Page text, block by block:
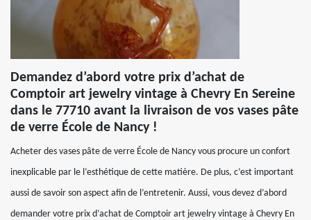
Demandez d’abord votre prix d’achat de
Comptoir art jewelry vintage à Chevry En Sereine
dans le 77710 avant la livraison de vos vases pâte
de verre École de Nancy !
Acheter des vases pâte de verre École de Nancy vous procure un confort
inexplicable par le l’esthétique de cette matière. De plus, c’est important
aussi de savoir son aspect afin de l’entretenir. Aussi, vous devez d’abord
demander votre prix d’achat de Comptoir art jewelry vintage à Chevry En